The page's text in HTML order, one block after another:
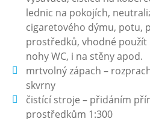
lednic na pokojích,
cigaretového dýmu, potu,
prostředků, vhodné
nohy WC, i na stěny apod.
mrtvolný zápach –
skvrny
čistící stroje – přidáním
prostředkům 1:300